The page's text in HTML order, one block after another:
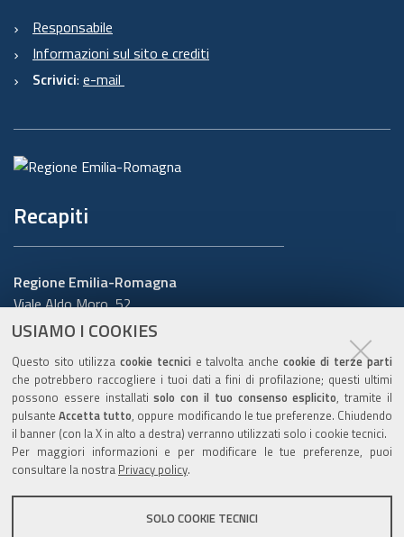
USIAMO I COOKIES
Questo sito utilizza cookie tecnici e talvolta anchecookie di terze parti
che potrebbero raccogliere i tuoi dati a fini di profilazione; questi ultimi
possono essere installatisolo con il tuo consenso esplicito, tramite il
pulsanteAccetta tutto, oppure modificando le tue preferenze. Chiudendo
il banner (con la X in alto a destra) verranno utilizzati solo i cookie tecnici.
Per maggiori informazioni e per modificare le tue preferenze, puoi
consultare la nostra Privacy policy.
SOLO COOKIE TECNICI
Responsabile
Informazioni sul sito e crediti
Scrivici: e-mail
Recapiti
Regione Emilia-Romagna
Viale Aldo Moro, 52
40127 Bologna
Cerca telefoni o indirizzi
URP
www.regione.emilia-romagna.it/urp